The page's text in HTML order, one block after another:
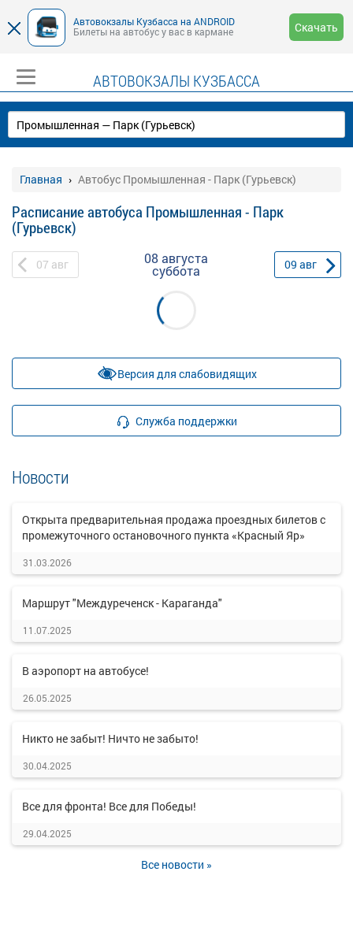
Автовокзалы Кузбасса на ANDROID
Билеты на автобус у вас в кармане
Скачать
АВТОВОКЗАЛЫ КУЗБАССА
Главная Автобус Промышленная - Парк (Гурьевск)
Расписание автобуса Промышленная - Парк
(Гурьевск)
07 авг 08 августа
суббота 09 авг
Версия для слабовидящих
Служба поддержки
Новости
Открыта предварительная продажа проездных билетов с
промежуточного остановочного пункта «Красный Яр»
31.03.2026
Маршрут "Междуреченск - Караганда"
11.07.2025
В аэропорт на автобусе!
26.05.2025
Никто не забыт! Ничто не забыто!
30.04.2025
Все для фронта! Все для Победы!
29.04.2025
Все новости »